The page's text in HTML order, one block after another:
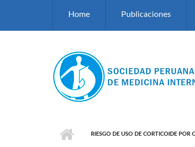
Home Publicaciones
RIESGO DE USO DE CORTICOIDE POR